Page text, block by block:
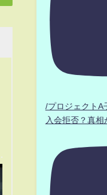
/プロジェクト
入会拒否？真